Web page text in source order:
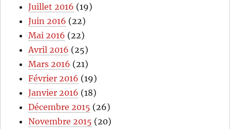
Juillet 2016 (19)
Juin 2016 (22)
Mai 2016 (22)
Avril 2016 (25)
Mars 2016 (21)
Février 2016 (19)
Janvier 2016 (18)
Décembre 2015 (26)
Novembre 2015 (20)